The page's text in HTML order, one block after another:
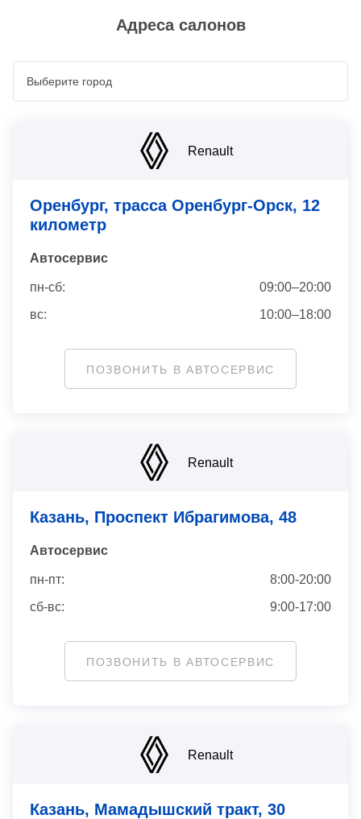
Адреса салонов
Renault
Оренбург, трасса Оренбург-Орск, 12
километр
Автосервис
пн-сб:
09:00–20:00
вс:
10:00–18:00
ПОЗВОНИТЬ В АВТОСЕРВИС
Renault
Казань, Проспект Ибрагимова, 48
Автосервис
пн-пт:
8:00-20:00
сб-вс:
9:00-17:00
ПОЗВОНИТЬ В АВТОСЕРВИС
Renault
Казань, Мамадышский тракт, 30